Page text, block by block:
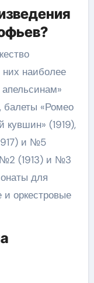
наиболее
балеты «Ромео
кувшин» (1919),
и №5
№2 (1913) и №3
для
оркестровые